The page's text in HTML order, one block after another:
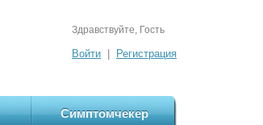
Здравствуйте, Гость
Войти Регистрация
Симптомчекер